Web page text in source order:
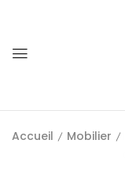
Accueil Mobilier